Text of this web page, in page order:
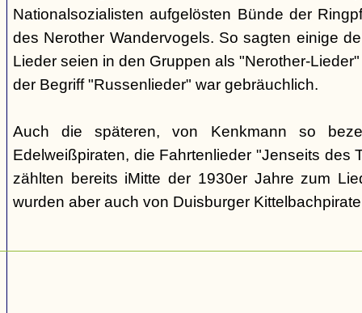
Nationalsozialisten aufgelösten Bünde der
des Nerother Wandervogels. So sagten einige
Lieder seien in den Gruppen als "Nerother-
der Begriff "Russenlieder" war gebräuchlich.
Auch die späteren, von Kenkmann so
Edelweißpiraten, die Fahrtenlieder "Jenseits des
zählten bereits iMitte der 1930er Jahre zum
wurden aber auch von Duisburger